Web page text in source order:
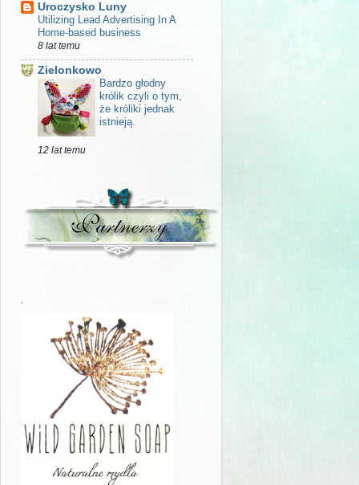
Uroczysko Luny
Utilizing Lead Advertising In A
Home-based business
8 lat temu
Zielonkowo
Bardzo głodny
królik czyli o tym,
że króliki jednak
istnieją.
12 lat temu
.